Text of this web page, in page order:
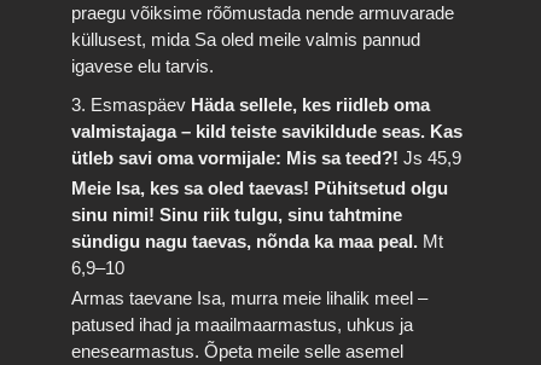
praegu võiksime rõõmustada nende armuvarade
küllusest, mida Sa oled meile valmis pannud
igavese elu tarvis.
3. Esmaspäev Häda sellele, kes riidleb oma
valmistajaga – kild teiste savikildude seas. Kas
ütleb savi oma vormijale: Mis sa teed?!Js 45,9
Meie Isa, kes sa oled taevas! Pühitsetud olgu
sinu nimi! Sinu riik tulgu, sinu tahtmine
sündigu nagu taevas, nõnda ka maa peal. Mt
6,9–10
Armas taevane Isa, murra meie lihalik meel –
patused ihad ja maailmaarmastus, uhkus ja
enesearmastus. Õpeta meile selle asemel